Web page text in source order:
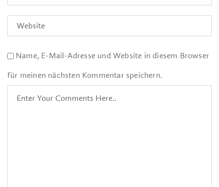
Name, E-Mail-Adresse und Website in diesem Browser
für meinen nächsten Kommentar speichern.